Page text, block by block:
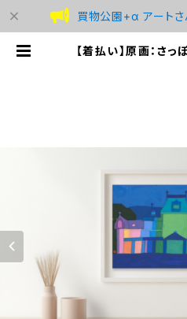
買物公園+α アート
【着払い】原画：さ